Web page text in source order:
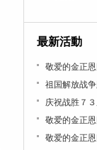
最新活動
敬爱的金正
祖国解放战
庆祝战胜７
敬爱的金正
敬爱的金正